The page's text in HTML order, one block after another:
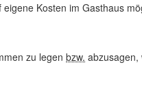
Kosten im Gasthaus
zu legen bzw. abzusagen,